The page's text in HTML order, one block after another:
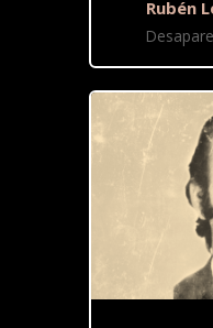
Rubén